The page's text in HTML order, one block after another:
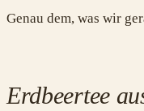
Genau dem, was wir
Erdbeertee